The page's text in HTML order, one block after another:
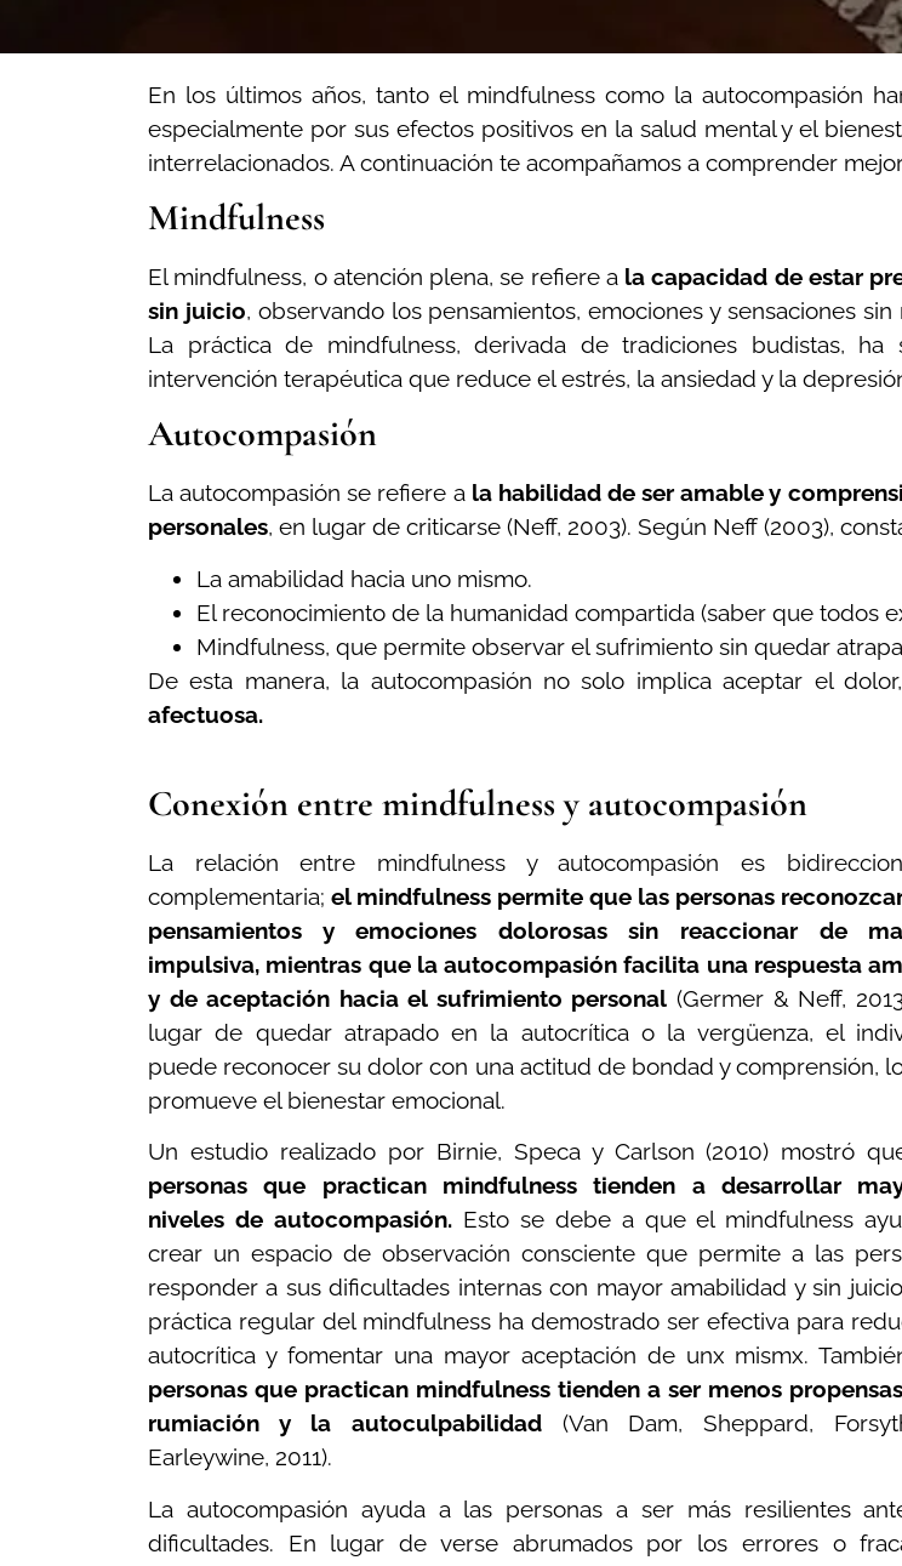
En los últimos años, tanto el mindfulness como la autocompasión
especialmente por sus efectos positivos en la salud mental y el
interrelacionados. A continuación te acompañamos a comprender
Mindfulness
El mindfulness, o atención plena, se refiere a la capacidad de estar
sin juicio, observando los pensamientos, emociones y sensaciones
La práctica de mindfulness, derivada de tradiciones budistas,
intervención terapéutica que reduce el estrés, la ansiedad y la
Autocompasión
La autocompasión se refiere a la habilidad de ser amable y
personales, en lugar de criticarse (Neff, 2003). Según Neff (2003),
La amabilidad hacia uno mismo.
El reconocimiento de la humanidad compartida (saber que todos
Mindfulness, que permite observar el sufrimiento sin quedar
De esta manera, la autocompasión no solo implica aceptar el
afectuosa.
Conexión entre mindfulness y autocompasión
La relación entre mindfulness y autocompasión es
complementaria;el mindfulness permite que las personas
pensamientos y emociones dolorosas sin reaccionar de
impulsiva, mientras que la autocompasión facilita una respuesta
y de aceptación hacia el sufrimiento personal (Germer & Neff,
lugar de quedar atrapado en la autocrítica o la vergüenza, el
puede reconocer su dolor con una actitud de bondad y comprensión,
promueve el bienestar emocional.
Un estudio realizado por Birnie, Speca y Carlson (2010) mostró
personas que practican mindfulness tienden a desarrollar
niveles de autocompasión.Esto se debe a que el mindfulness
crear un espacio de observación consciente que permite a las
responder a sus dificultades internas con mayor amabilidad y sin
práctica regular del mindfulness ha demostrado ser efectiva para
autocrítica y fomentar una mayor aceptación de unx mismx.
personas que practican mindfulness tienden a ser menos
rumiación y la autoculpabilidad (Van Dam, Sheppard,
Earleywine, 2011).
La autocompasión ayuda a las personas a ser más resilientes
dificultades. En lugar de verse abrumados por los errores o